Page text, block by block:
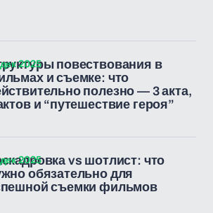
повествования в
и съемке: что
полезно — 3 акта,
и “путешествие героя”
2025
vs шотлист: что
обязательно для
съемки фильмов
2025